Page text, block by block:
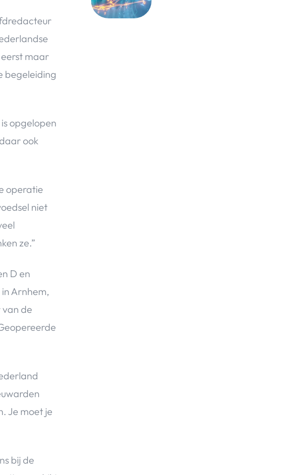
maar
begeleiding
opgelopen
ook
operatie
niet
ze.”
D en
Arnhem,
de
Je moet je
bij de